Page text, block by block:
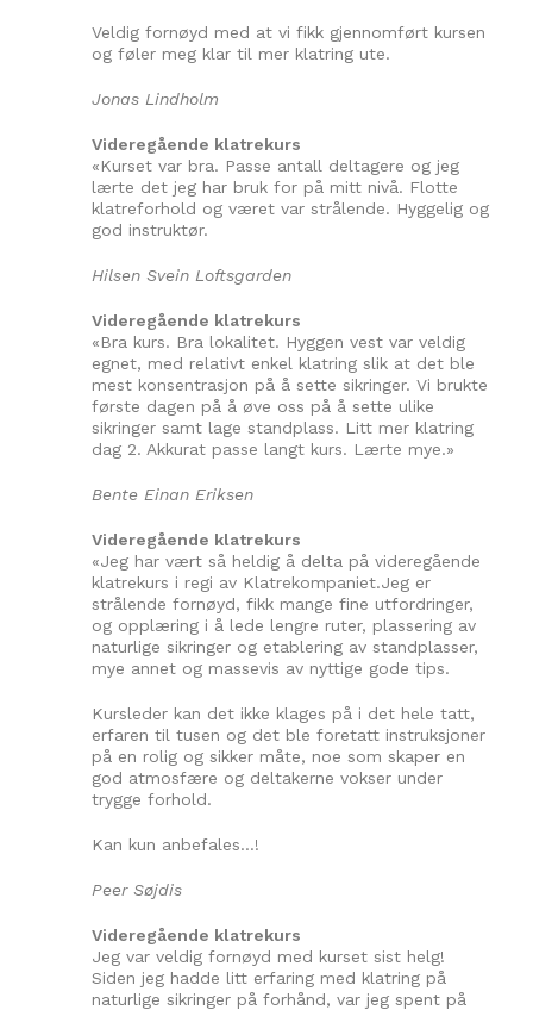
Veldig fornøyd med at vi fikk gjennomført kursen
og føler meg klar til mer klatring ute.
Jonas Lindholm
Videregående klatrekurs
«Kurset var bra. Passe antall deltagere og jeg
lærte det jeg har bruk for på mitt nivå. Flotte
klatreforhold og været var strålende. Hyggelig og
god instruktør.
Hilsen Svein Loftsgarden
Videregående klatrekurs
«Bra kurs. Bra lokalitet. Hyggen vest var veldig
egnet, med relativt enkel klatring slik at det ble
mest konsentrasjon på å sette sikringer. Vi brukte
første dagen på å øve oss på å sette ulike
sikringer samt lage standplass. Litt mer klatring
dag 2. Akkurat passe langt kurs. Lærte mye.»
Bente Einan Eriksen
Videregående klatrekurs
«Jeg har vært så heldig å delta på videregående
klatrekurs i regi av Klatrekompaniet.Jeg er
strålende fornøyd, fikk mange fine utfordringer,
og opplæring i å lede lengre ruter, plassering av
naturlige sikringer og etablering av standplasser,
mye annet og massevis av nyttige gode tips.
Kursleder kan det ikke klages på i det hele tatt,
erfaren til tusen og det ble foretatt instruksjoner
på en rolig og sikker måte, noe som skaper en
god atmosfære og deltakerne vokser under
trygge forhold.
Kan kun anbefales…!
Peer Søjdis
Videregående klatrekurs
Jeg var veldig fornøyd med kurset sist helg!
Siden jeg hadde litt erfaring med klatring på
naturlige sikringer på forhånd, var jeg spent på